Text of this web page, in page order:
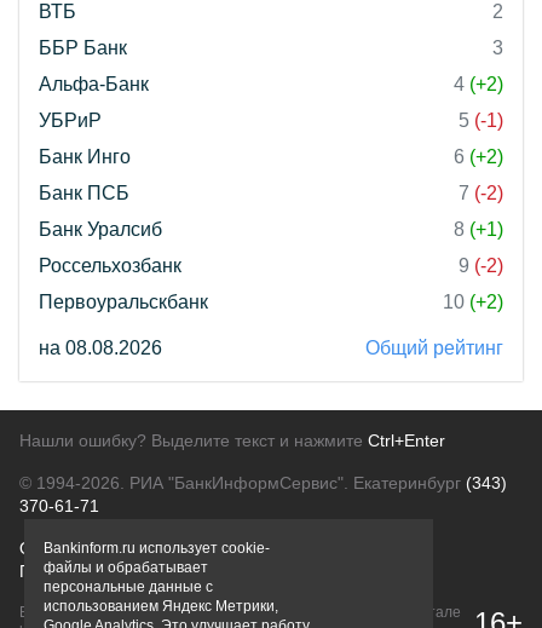
ВТБ
2
ББР Банк
3
Альфа-Банк
4 (+2)
УБРиР
5 (-1)
Банк Инго
6 (+2)
Банк ПСБ
7 (-2)
Банк Уралсиб
8 (+1)
Россельхозбанк
9 (-2)
Первоуральскбанк
10 (+2)
на 08.08.2026 Общий рейтинг
Нашли ошибку? Выделите текст и нажмите Ctrl+Enter
© 1994-2026. РИА "БанкИнформСервис". Екатеринбург (343)
370-61-71
О проектеПолитика конфиденциальности
Правовая информацияДля рекламодателей
Вся информация о продуктах банков, размещенная на портале
Bankinform.ru использует cookie-
файлы и обрабатывает
персональные данные с
использованием Яндекс Метрики,